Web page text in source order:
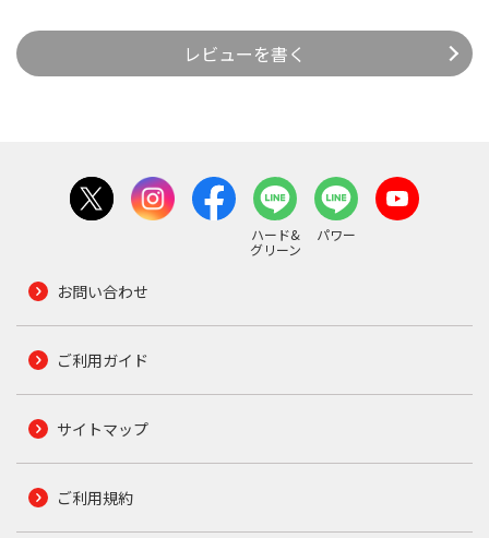
レビューを書く
ハード&
グリーン
パワー
お問い合わせ
ご利用ガイド
サイトマップ
ご利用規約